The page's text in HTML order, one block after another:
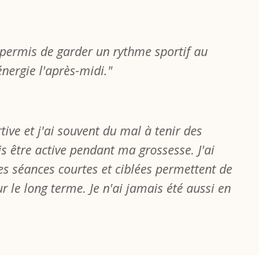
de garder un rythme sportif au
l'après-midi."
et j'ai souvent du mal à tenir des
active pendant ma grossesse. J'ai
séances courtes et ciblées permettent de
le long terme. Je n'ai jamais été aussi en